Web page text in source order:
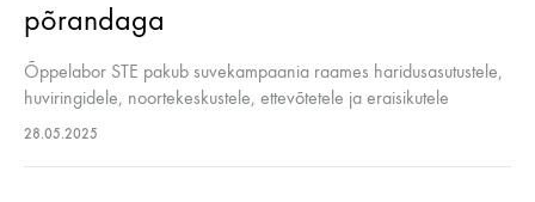
põrandaga
Õppelabor STE pakub suvekampaania raames haridusasutustele,
huviringidele, noortekeskustele, ettevõtetele ja eraisikutele
võimalust soetada valitud õppelahendusi soodsamalt ning saada
28.05.2025